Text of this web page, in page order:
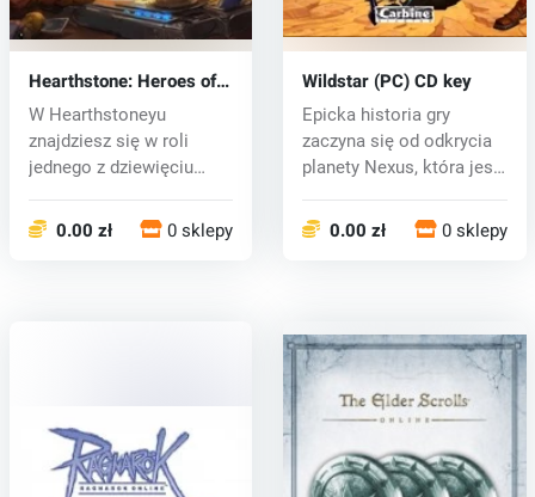
Hearthstone: Heroes of
WarCraft (PC) CD key
W Hearthstoneyu
znajdziesz się w roli
jednego z dziewięciu
0.00 zł 0 sklepy
Wildstar (PC) CD key
Epicka historia gry
zaczyna się od odkrycia
planety Nexus, która jest
0.00 zł 0 sklepy